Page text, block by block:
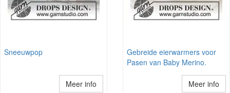
Sneeuwpop
Meer info
Gebreide eierwarmers voor
Pasen van Baby Merino.
Meer info